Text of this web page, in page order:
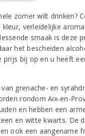
zomer wilt drinken?
verleidelijke
smaak is deze
het bescheiden
prijs bij op en u heeft
grenache- en
rondom Aix-en-
en hebben een
en witte kwarts. De
ook een aangename